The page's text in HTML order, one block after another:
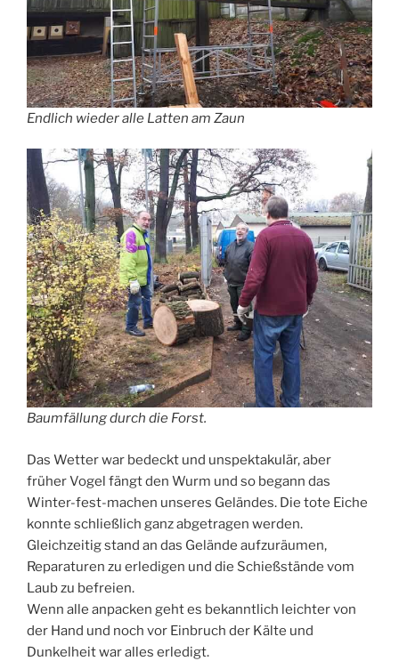
Endlich wieder alle Latten am Zaun
Baumfällung durch die Forst.
Das Wetter war bedeckt und unspektakulär, aber
früher Vogel fängt den Wurm und so begann das
Winter-fest-machen unseres Geländes. Die tote Eiche
konnte schließlich ganz abgetragen werden.
Gleichzeitig stand an das Gelände aufzuräumen,
Reparaturen zu erledigen und die Schießstände vom
Laub zu befreien.
Wenn alle anpacken geht es bekanntlich leichter von
der Hand und noch vor Einbruch der Kälte und
Dunkelheit war alles erledigt.